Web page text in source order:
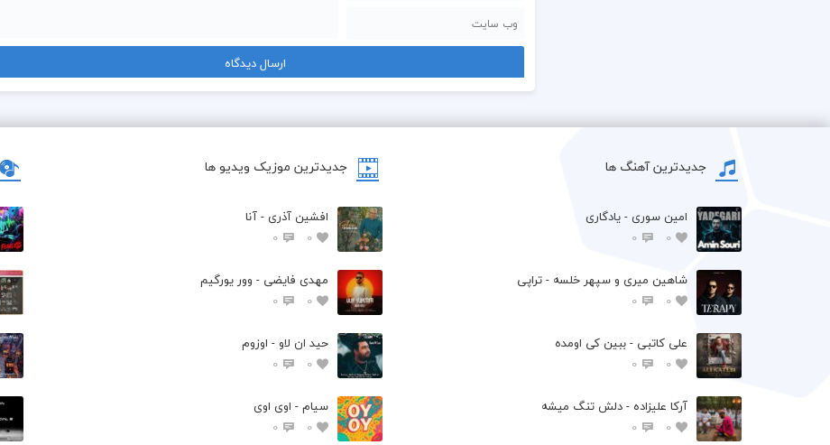
جدیدترین آهنگ ها
امین سوری - یادگاری
0
0
شاهین میری و سپهر خلسه - تراپی
0
0
علی کاتبی - ببین کی اومده
0
0
آرکا علیزاده - دلش تنگ میشه
0
0
جدیدترین موزیک ویدیو ها
افشین آذری - آنا
0
0
مهدی فایضی - وور یورگیم
0
0
حید ان لاو - اوزوم
0
0
سیام - اوی اوی
0
0